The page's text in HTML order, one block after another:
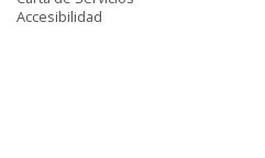
Accesibilidad